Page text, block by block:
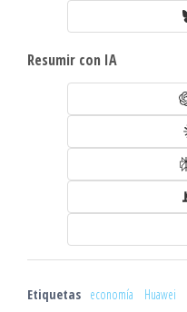
Resumir con IA
Etiquetas economía Huawei